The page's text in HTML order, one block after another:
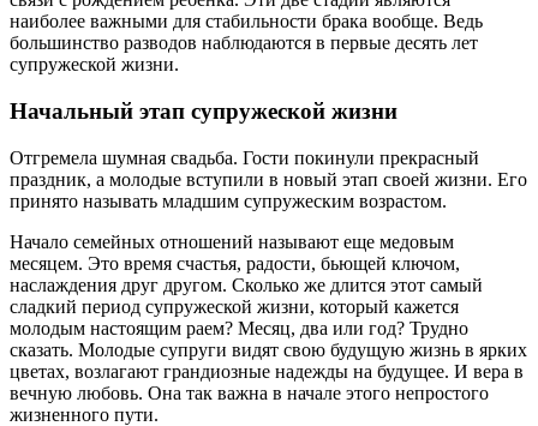
наиболее важными для стабильности брака вообще. Ведь
большинство разводов наблюдаются в первые десять лет
супружеской жизни.
Начальный этап супружеской жизни
Отгремела шумная свадьба. Гости покинули прекрасный
праздник, а молодые вступили в новый этап своей жизни. Его
принято называть младшим супружеским возрастом.
Начало семейных отношений называют еще медовым
месяцем. Это время счастья, радости, бьющей ключом,
наслаждения друг другом. Сколько же длится этот самый
сладкий период супружеской жизни, который кажется
молодым настоящим раем? Месяц, два или год? Трудно
сказать. Молодые супруги видят свою будущую жизнь в ярких
цветах, возлагают грандиозные надежды на будущее. И вера в
вечную любовь. Она так важна в начале этого непростого
жизненного пути.